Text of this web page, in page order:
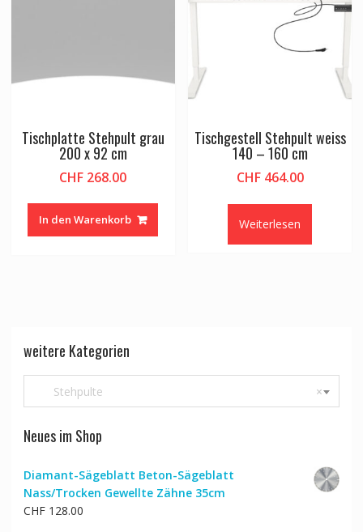
Tischplatte Stehpult grau
200 x 92 cm
CHF 268.00
In den Warenkorb
Tischgestell Stehpult weiss
140 – 160 cm
CHF464.00
Weiterlesen
weitere Kategorien
×
Stehpulte
Neues im Shop
Diamant-Sägeblatt Beton-Sägeblatt
Nass/Trocken Gewellte Zähne 35cm
CHF128.00